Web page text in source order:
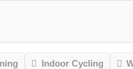
Indoor Cycling